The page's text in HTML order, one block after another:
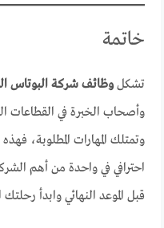
خاتمة
تشكلوظائف شركة البوتاس
وأصحاب الخبرة في القطاعات
وتمتلك المهارات المطلوبة،
احترافي في واحدة من أهم
قبل الموعد النهائي وابدأ